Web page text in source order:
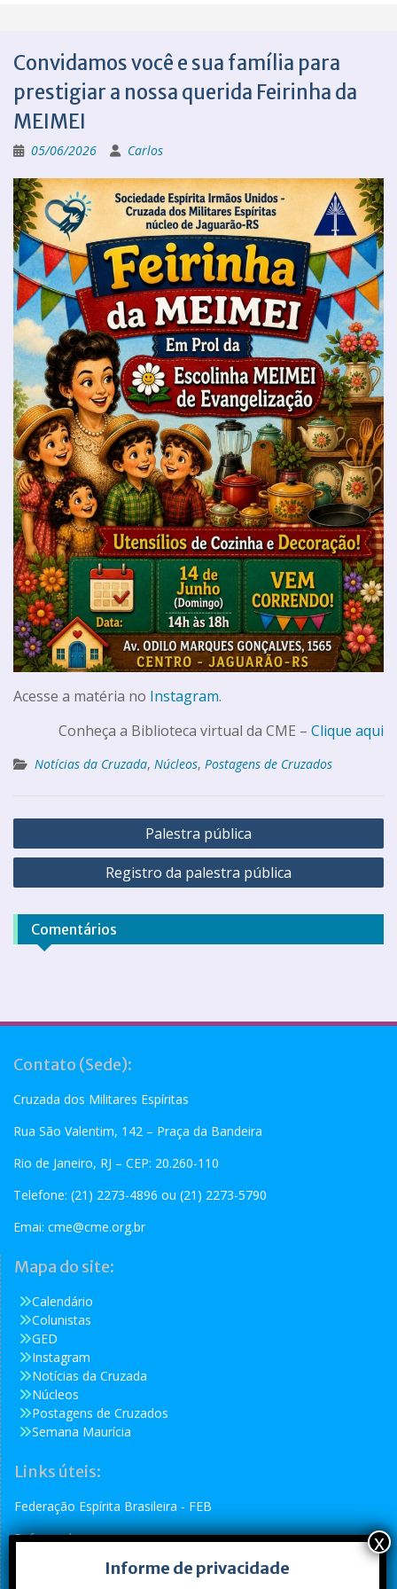
Convidamos você e sua família para
prestigiar a nossa querida Feirinha da
MEIMEI
05/06/2026 Carlos
Acesse a matéria no Instagram.
Conheça a Biblioteca virtual da CME – Clique aqui
Notícias da Cruzada, Núcleos, Postagens de Cruzados
Palestra pública
Registro da palestra pública
Comentários
Contato (Sede):
Cruzada dos Militares Espíritas
Rua São Valentim, 142 – Praça da Bandeira
Rio de Janeiro, RJ – CEP: 20.260-110
Telefone: (21) 2273-4896 ou (21) 2273-5790
Emai: cme@cme.org.br
Mapa do site:
Calendário
Colunistas
GED
Instagram
Notícias da Cruzada
Núcleos
Postagens de Cruzados
Semana Maurícia
Links úteis:
Federação Espírita Brasileira - FEB
Reformador
Conselho Espírita Internacional - CEI
Informe de privacidade